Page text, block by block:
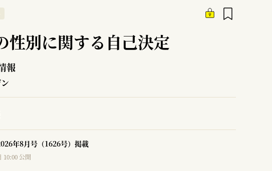
性別に関する自己決定
報
年8月号（1626号）掲載
10:00 公開